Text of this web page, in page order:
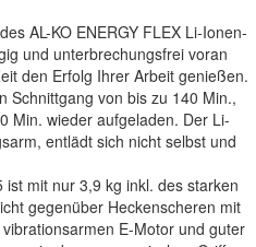
AL-KO ENERGY FLEX Li-Ionen-
und unterbrechungsfrei voran
den Erfolg Ihrer Arbeit genießen.
Schnittgang von bis zu 140 Min.,
Min. wieder aufgeladen. Der Li-
entlädt sich nicht selbst und
mit nur 3,9 kg inkl. des starken
gegenüber Heckenscheren mit
E-Motor und guter